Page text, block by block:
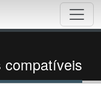
compatíveis